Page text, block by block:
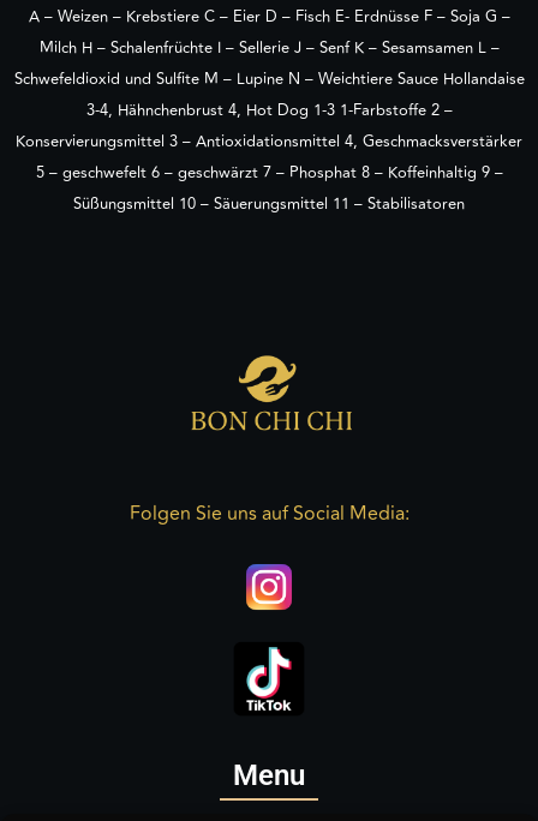
A – Weizen – Krebstiere C – Eier D – Fisch E- Erdnüsse F – Soja G –
Milch H – Schalenfrüchte I – Sellerie J – Senf K – Sesamsamen L –
Schwefeldioxid und Sulfite M – Lupine N – Weichtiere Sauce Hollandaise
3-4, Hähnchenbrust 4, Hot Dog 1-3 1-Farbstoffe 2 –
Konservierungsmittel 3 – Antioxidationsmittel 4, Geschmacksverstärker
5 – geschwefelt 6 – geschwärzt 7 – Phosphat 8 – Koffeinhaltig 9 –
Süßungsmittel 10 – Säuerungsmittel 11 – Stabilisatoren
Folgen Sie uns auf Social Media:
Menu